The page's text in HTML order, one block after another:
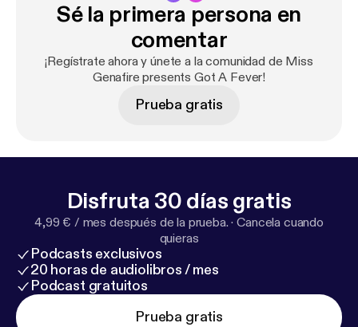
Sé la primera persona en
comentar
¡Regístrate ahora y únete a la comunidad de Miss
Genafire presents Got A Fever!
Prueba gratis
Disfruta 30 días gratis
4,99 € / mes después de la prueba. ·Cancela cuando
quieras
Podcasts exclusivos
20 horas de audiolibros / mes
Podcast gratuitos
Prueba gratis